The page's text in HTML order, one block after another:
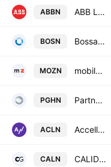
ABBN ABB Ltd.
BOSN Bossard Holding AG
MOZN mobilezone holding AG
PGHN Partners Group Holding AG
ACLN Accelleron Industries AG
CALN CALIDA Holding AG